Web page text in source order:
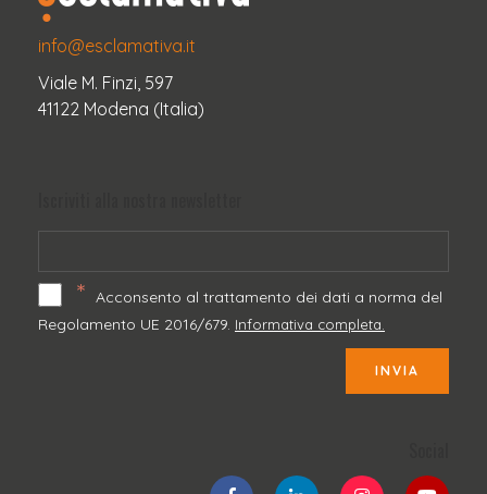
info@esclamativa.it
Viale M. Finzi, 597
41122 Modena (Italia)
* Acconsento al trattamento dei dati a norma del
Regolamento UE 2016/679. Informativa completa.
INVIA